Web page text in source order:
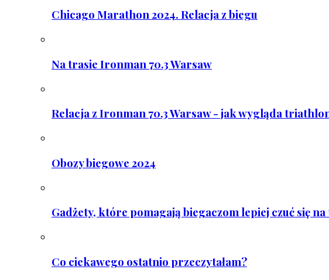
Chicago Marathon 2024. Relacja z biegu
Na trasie Ironman 70.3 Warsaw
Relacja z Ironman 70.3 Warsaw - jak wygląda
Obozy biegowe 2024
Gadżety, które pomagają biegaczom lepiej czuć się
Co ciekawego ostatnio przeczytałam?